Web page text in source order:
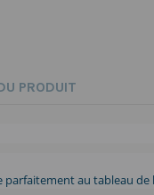
PRODUIT
parfaitement au tableau de